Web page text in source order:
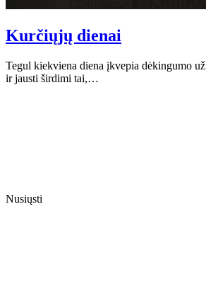
Kurčiųjų dienai
Tegul kiekviena diena įkvepia dėkingumo
ir jausti širdimi tai,…
Nusiųsti